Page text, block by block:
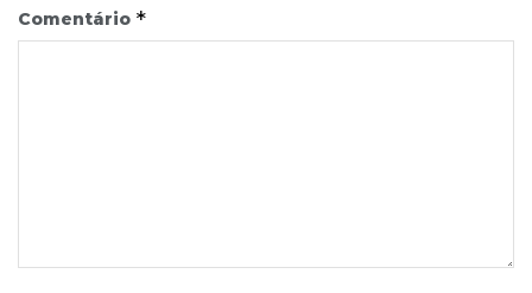
Comentário *